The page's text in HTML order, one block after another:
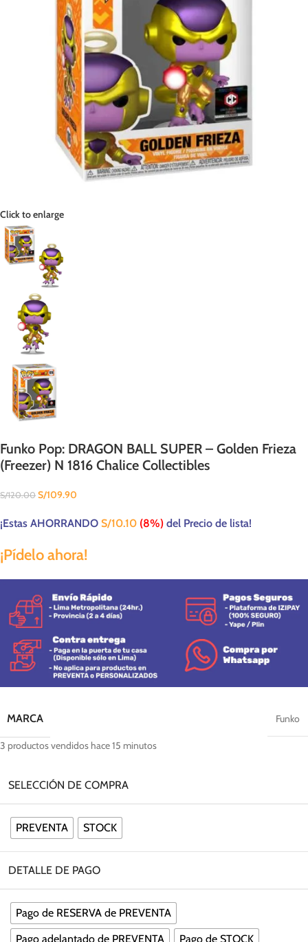
Click to enlarge
Funko Pop: DRAGON BALL SUPER – Golden Frieza
(Freezer) N 1816 Chalice Collectibles
S/120.00 S/109.90
¡Estas AHORRANDO S/10.10 (8%) del Precio de lista!
¡Pídelo ahora!
MARCA Funko
3 productos vendidos hace 15 minutos
SELECCIÓN DE COMPRA
PREVENTA STOCK
DETALLE DE PAGO
Pago de RESERVA de PREVENTA
Pago adelantado de PREVENTA
Pago de STOCK